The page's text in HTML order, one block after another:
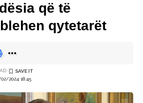
që të
qytetarët
2024 18:45